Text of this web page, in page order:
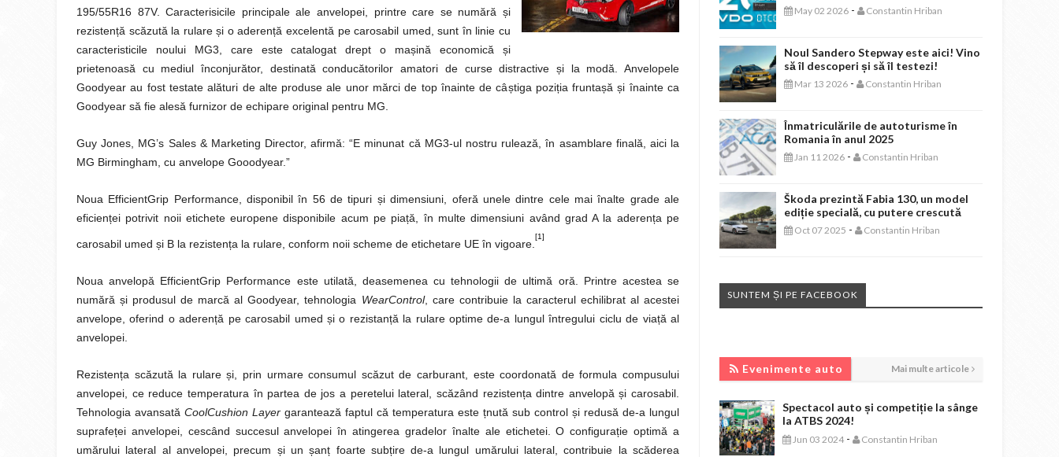
195/55R16 87V. Caracterisicile principale ale anvelopei, printre care se numără și
rezistență scăzută la rulareși o aderență excelentă pe carosabil umed, sunt în linie cu
caracteristicile noului MG3, care este catalogat drept o mașină economicăși
prietenoasă cu mediul înconjurător, destinată conducătorilor amatori de curse distractive și la modă. Anvelopele
Goodyear au fost testate alături de alte produse ale unor mărci de top înainte de câștiga poziția fruntașăși înainte ca
Goodyear să fie alesă furnizor de echipare original pentru MG.
Guy Jones, MG’s Sales & Marketing Director, afirmă: “E minunat că MG3-ul nostru rulează, în asamblare finală, aici la
MG Birmingham, cu anvelope Gooodyear.”
Noua EfficientGrip Performance, disponibil în 56 de tipuri și dimensiuni, oferă unele dintre cele mai înalte grade ale
eficienței potrivit noii etichete europene disponibile acum pe piață, în multe dimensiuni având grad A la aderența pe
carosabil umed și B la rezistența la rulare, conform noii scheme de etichetare UE în vigoare.
[1]
Noua anvelopă EfficientGrip Performance este utilată, deasemenea cu tehnologii de ultimă oră. Printre acestea se
numărăși produsul de marcă al Goodyear, tehnologia WearControl, care contribuie la caracterul echilibrat al acestei
anvelope, oferind o aderență pe carosabil umed și o rezistanță la rulare optime de-a lungul întregului ciclu de viață al
anvelopei.
Rezistența scăzută la rulareși, prin urmare consumul scăzut de carburant, este coordonată de formula compusului
anvelopei, ce reduce temperatura în partea de jos a peretelui lateral, scăzând rezistența dintre anvelopăși carosabil.
Tehnologia avansată CoolCushion Layer garantează faptul că temperatura este țnută sub control și redusă de-a lungul
suprafeței anvelopei, cescând succesul anvelopei în atingerea gradelor înalte ale etichetei. O configurație optimă a
umărului lateral al anvelopei, precum și unșanț foarte subțire de-a lungul umărului lateral, contribuie la scăderea
May 02 2026 - Constantin Hriban
Noul Sandero Stepway este aici! Vino
să îl descoperi și să îl testezi!
Mar 13 2026 - Constantin Hriban
Înmatriculările de autoturisme în
Romania în anul 2025
Jan 11 2026 - Constantin Hriban
Škoda prezintă Fabia 130, un model
ediție specială, cu putere crescută
Oct 07 2025 - Constantin Hriban
SUNTEM ȘI PE FACEBOOK
Evenimente auto Mai multe articole
Spectacol auto și competiție la sânge
la ATBS 2024!
Jun 03 2024 - Constantin Hriban